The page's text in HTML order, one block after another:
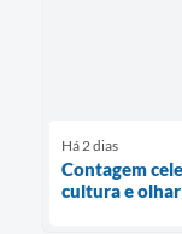
Há 2 dias
Contagem
cultura e